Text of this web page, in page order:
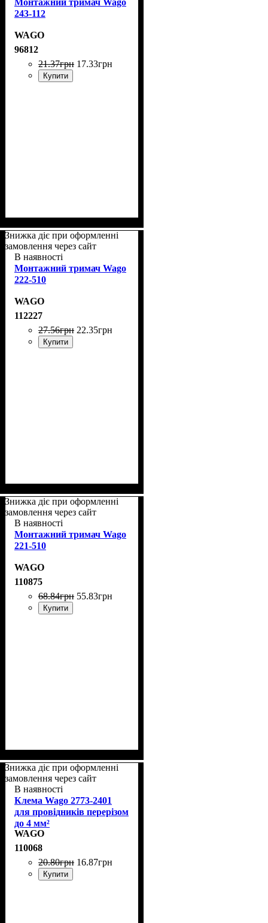
243-112
WAGO
96812
21.37грн 17.33грн
Купити
Знижка діє при оформленні
замовлення через сайт
В наявності
Монтажний тримач Wago
222-510
WAGO
112227
27.56грн 22.35грн
Купити
Знижка діє при оформленні
замовлення через сайт
В наявності
Монтажний тримач Wago
221-510
WAGO
110875
68.84грн 55.83грн
Купити
Знижка діє при оформленні
замовлення через сайт
В наявності
Клема Wago 2773-2401
для провідників перерізом
до 4 мм²
WAGO
110068
20.80грн 16.87грн
Купити